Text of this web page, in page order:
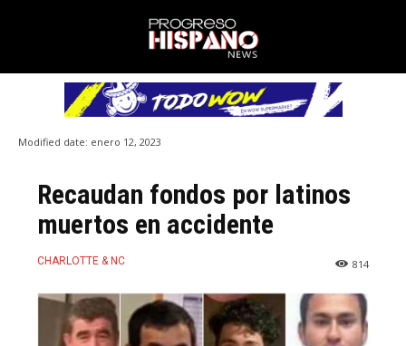
Modified date: enero 12, 2023
Recaudan fondos por latinos
muertos en accidente
CHARLOTTE & NC 814